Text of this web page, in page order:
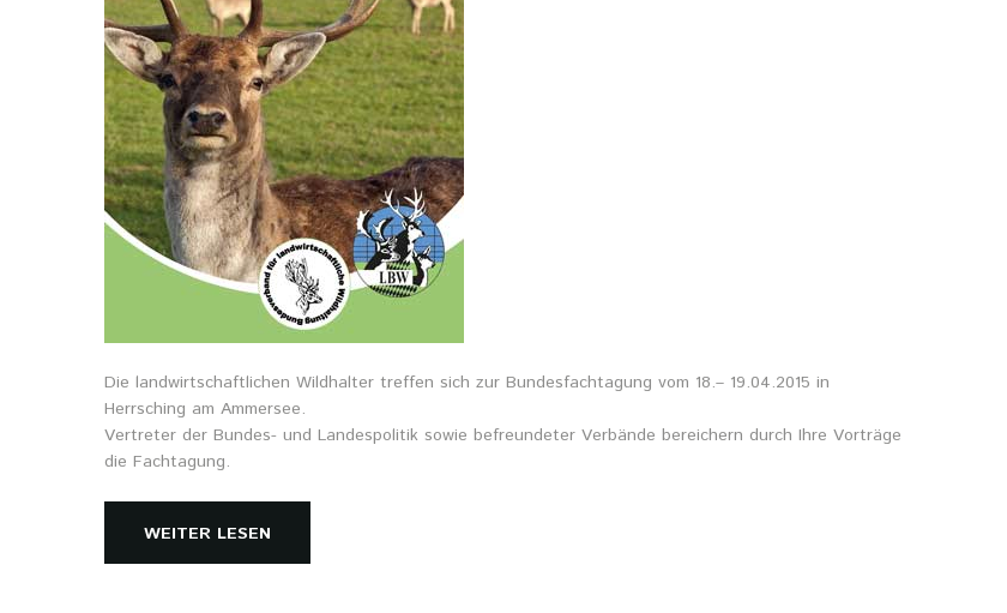
Die landwirtschaftlichen Wildhalter treffen sich zur Bundesfachtagung vom 18.– 19.04.2015 in
Herrsching am Ammersee.
Vertreter der Bundes- und Landespolitik sowie befreundeter Verbände bereichern durch Ihre Vorträge
die Fachtagung.
WEITER LESEN